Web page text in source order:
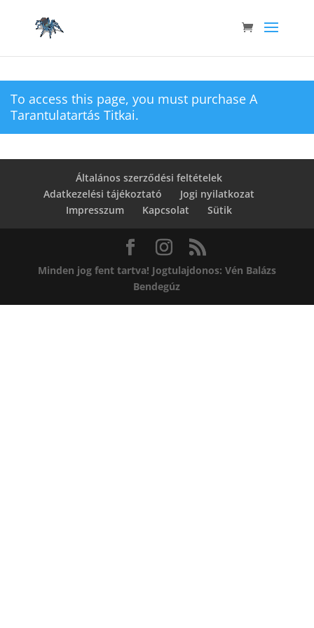
To access this page, you must purchase A
Tarantulatartás Titkai.
Általános szerződési feltételek
Adatkezelési tájékoztató
Jogi nyilatkozat
Impresszum
Kapcsolat Sütik
Minden jog fent tartva! Jogtulajdonos: Vén Balázs
Bendegúz